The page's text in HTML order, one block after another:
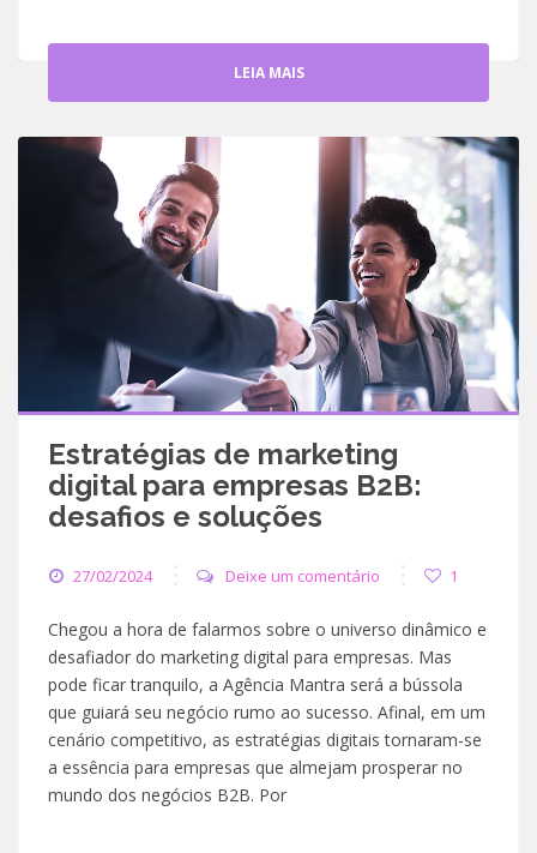
LEIA MAIS
Estratégias de marketing
digital para empresas B2B:
desafios e soluções
27/02/2024 Deixe um comentário 1
Chegou a hora de falarmos sobre o universo dinâmico e
desafiador do marketing digital para empresas. Mas
pode ficar tranquilo, a Agência Mantra será a bússola
que guiará seu negócio rumo ao sucesso. Afinal, em um
cenário competitivo, as estratégias digitais tornaram-se
a essência para empresas que almejam prosperar no
mundo dos negócios B2B. Por